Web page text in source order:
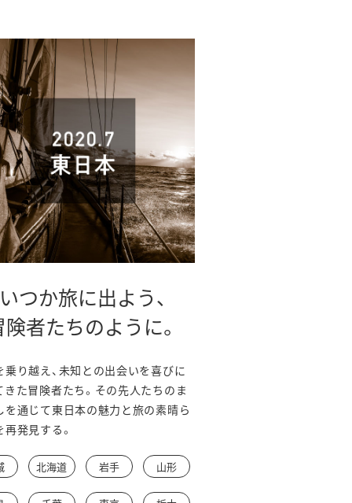
いつか旅に出よう、
険者たちのように。
乗り越え、未知との出会いを喜びに
きた冒険者たち。その先人たちのま
を通じて東日本の魅力と旅の素晴ら
再発見する。
北海道 岩手 山形